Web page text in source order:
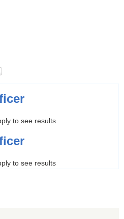
to see results
to see results